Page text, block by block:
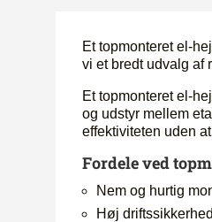
Et topmonteret el-
vi et bredt udvalg af
Et topmonteret el-
og udstyr mellem
effektiviteten uden
Fordele ved
Nem og hurtig
Høj